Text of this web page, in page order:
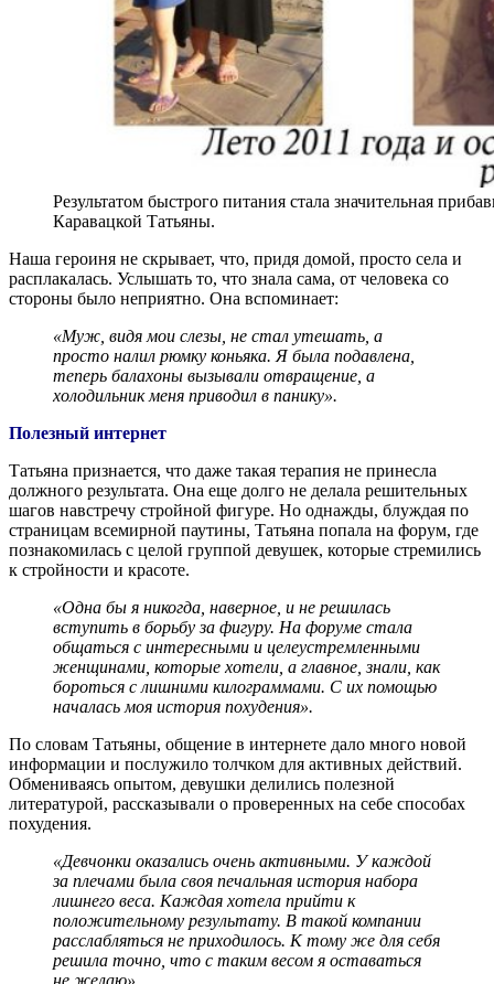
Результатом быстрого питания стала значительная
Каравацкой Татьяны.
Наша героиня не скрывает, что, придя домой, просто села и
расплакалась. Услышать то, что знала сама, от человека со
стороны было неприятно. Она вспоминает:
«Муж, видя мои слезы, не стал утешать, а
просто налил рюмку коньяка. Я была подавлена,
теперь балахоны вызывали отвращение, а
холодильник меня приводил в панику».
Полезный интернет
Татьяна признается, что даже такая терапия не принесла
должного результата. Она еще долго не делала решительных
шагов навстречу стройной фигуре. Но однажды, блуждая по
страницам всемирной паутины, Татьяна попала на форум, где
познакомилась с целой группой девушек, которые стремились
к стройности и красоте.
«Одна бы я никогда, наверное, и не решилась
вступить в борьбу за фигуру. На форуме стала
общаться с интересными и целеустремленными
женщинами, которые хотели, а главное, знали, как
бороться с лишними килограммами. С их помощью
началась моя история похудения».
По словам Татьяны, общение в интернете дало много новой
информации и послужило толчком для активных действий.
Обмениваясь опытом, девушки делились полезной
литературой, рассказывали о проверенных на себе способах
похудения.
«Девчонки оказались очень активными. У каждой
за плечами была своя печальная история набора
лишнего веса. Каждая хотела прийти к
положительному результату. В такой компании
расслабляться не приходилось. К тому же для себя
решила точно, что с таким весом я оставаться
не желаю».